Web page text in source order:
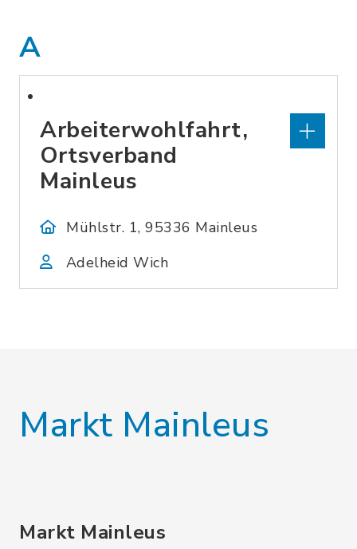
A
Arbeiterwohlfahrt,
Ortsverband
Mainleus
Mühlstr. 1, 95336 Mainleus
Adelheid Wich
Markt Mainleus
Markt Mainleus